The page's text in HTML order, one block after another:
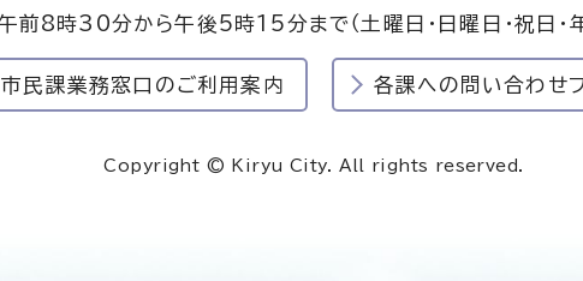
午前8時30分から午後5時15分まで（土曜日・日曜日・祝日・
市民課業務窓口のご利用案内 各課への問い合わせ
Copyright © Kiryu City. All rights reserved.